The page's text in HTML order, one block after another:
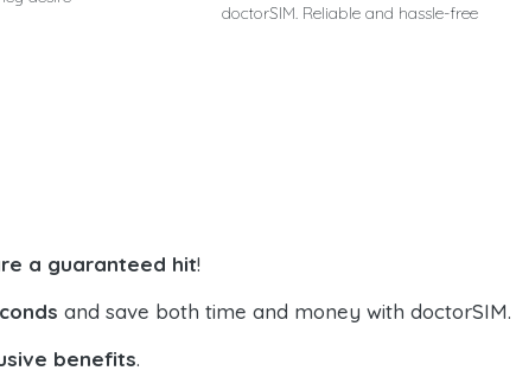
doctorSIM. Reliable and hassle-free
a guaranteed hit!
and save both time and money with doctorSIM.
benefits.